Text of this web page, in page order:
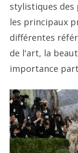
stylistiques des
les principaux
différentes
de l'art, la
importance